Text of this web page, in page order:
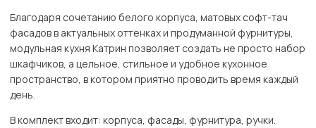
Благодаря сочетанию белого корпуса, матовых софт-тач
фасадов в актуальных оттенках и продуманной фурнитуры,
модульная кухня Катрин позволяет создать не просто набор
шкафчиков, а цельное, стильное и удобное кухонное
пространство, в котором приятно проводить время каждый
день.
В комплект входит: корпуса, фасады, фурнитура, ручки.